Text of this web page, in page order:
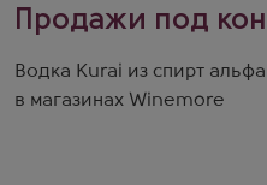
Продажи под
Водка Kurai из спирт
в магазинах Winemore